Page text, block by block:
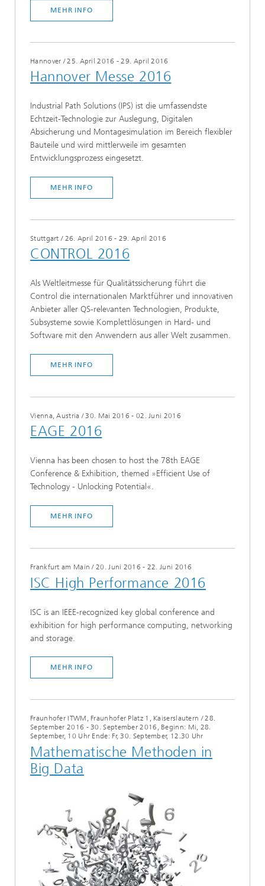
MEHR INFO
Hannover /25. April 2016 - 29. April 2016
Hannover Messe 2016
Industrial Path Solutions (IPS) ist die umfassendste
Echtzeit-Technologie zur Auslegung, Digitalen
Absicherung und Montagesimulation im Bereich flexibler
Bauteile und wird mittlerweile im gesamten
Entwicklungsprozess eingesetzt.
MEHR INFO
Stuttgart / 26. April 2016 - 29. April 2016
CONTROL 2016
Als Weltleitmesse für Qualitätssicherung führt die
Control die internationalen Marktführer und innovativen
Anbieter aller QS-relevanten Technologien, Produkte,
Subsysteme sowie Komplettlösungen in Hard- und
Software mit den Anwendern aus aller Welt zusammen.
MEHR INFO
Vienna, Austria /30. Mai 2016 - 02. Juni 2016
EAGE 2016
Vienna has been chosen to host the 78th EAGE
Conference & Exhibition, themed »Efficient Use of
Technology - Unlocking Potential«.
MEHR INFO
Frankfurt am Main /20. Juni 2016 - 22. Juni 2016
ISC High Performance 2016
ISC is an IEEE-recognized key global conference and
exhibition for high performance computing, networking
and storage.
MEHR INFO
Fraunhofer ITWM, Fraunhofer Platz 1, Kaiserslautern /28.
September 2016 - 30. September 2016, Beginn: Mi, 28.
September, 10 Uhr Ende: Fr, 30. September, 12.30 Uhr
Mathematische Methoden in
Big Data